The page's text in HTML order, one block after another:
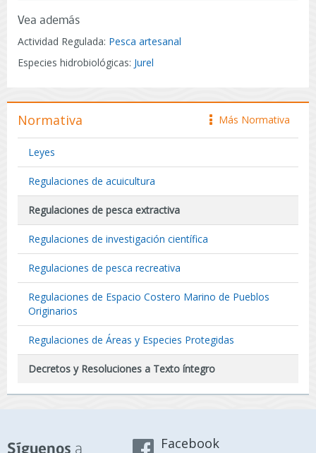
Vea además
Actividad Regulada: Pesca artesanal
Especies hidrobiológicas: Jurel
icono
Más Normativa
Normativa
Leyes
Regulaciones de acuicultura
Regulaciones de pesca extractiva
Regulaciones de investigación científica
Regulaciones de pesca recreativa
Regulaciones de Espacio Costero Marino de Pueblos
Originarios
Regulaciones de Áreas y Especies Protegidas
Decretos y Resoluciones a Texto íntegro
Síguenos a Facebook